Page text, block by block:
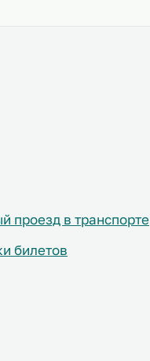
проезд в транспорте
билетов